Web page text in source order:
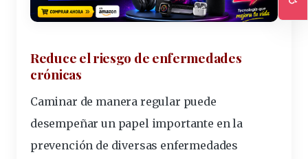
Reduce el riesgo de enfermedades
crónicas
Caminar de manera regular puede
desempeñar un papel importante en la
prevención de diversas enfermedades